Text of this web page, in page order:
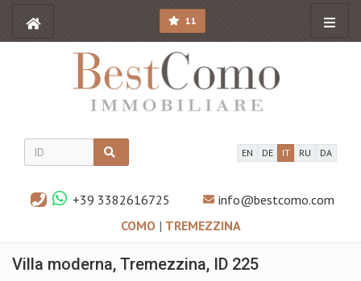
11
EN DE IT RU DA
+39 3382616725
info@bestcomo.com
COMO | TREMEZZINA
Villa moderna, Tremezzina, ID 225